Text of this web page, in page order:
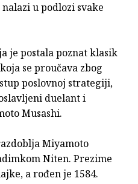
u podlozi svake
je postala poznat klasik
se proučava zbog
poslovnoj strategiji,
duelant i
Musashi.
Miyamoto
Niten. Prezime
a rođen je 1584.